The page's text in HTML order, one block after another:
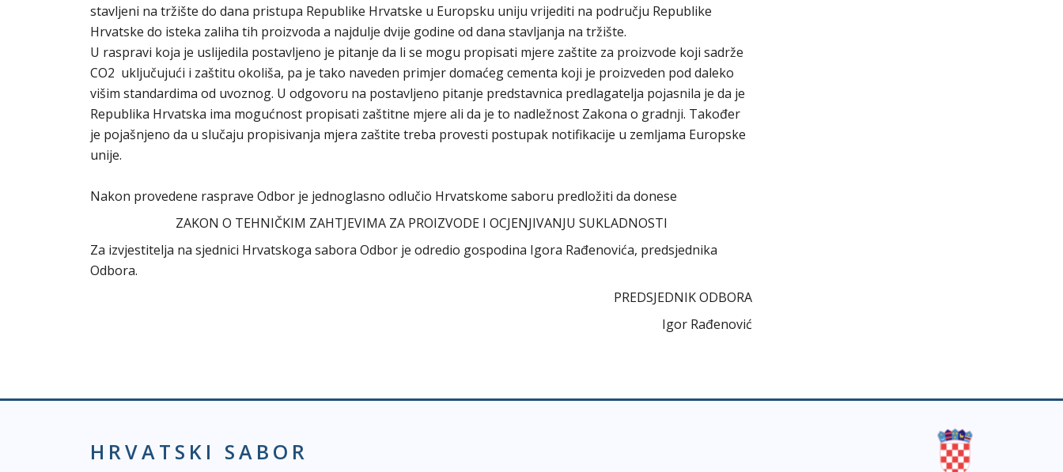
stavljeni na tržište do dana pristupa Republike Hrvatske u Europsku uniju vrijediti na području Republike
Hrvatske do isteka zaliha tih proizvoda a najdulje dvije godine od dana stavljanja na tržište.
U raspravi koja je uslijedila postavljeno je pitanje da li se mogu propisati mjere zaštite za proizvode koji sadrže
CO2 uključujući i zaštitu okoliša, pa je tako naveden primjer domaćeg cementa koji je proizveden pod daleko
višim standardima od uvoznog. U odgovoru na postavljeno pitanje predstavnica predlagatelja pojasnila je da je
Republika Hrvatska ima mogućnost propisati zaštitne mjere ali da je to nadležnost Zakona o gradnji. Također
je pojašnjeno da u slučaju propisivanja mjera zaštite treba provesti postupak notifikacije u zemljama Europske
unije.
Nakon provedene rasprave Odbor je jednoglasno odlučio Hrvatskome saboru predložiti da donese
ZAKON O TEHNIČKIM ZAHTJEVIMA ZA PROIZVODE I OCJENJIVANJU SUKLADNOSTI
Za izvjestitelja na sjednici Hrvatskoga sabora Odbor je odredio gospodina Igora Rađenovića, predsjednika
Odbora.
PREDSJEDNIK ODBORA
Igor Rađenović
HRVATSKI SABOR